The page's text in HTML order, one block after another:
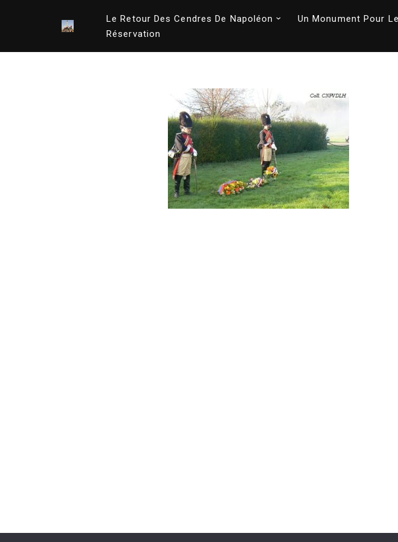
au
Le Retour Des Cendres De Napoléon Un Monument Pour
Réservation